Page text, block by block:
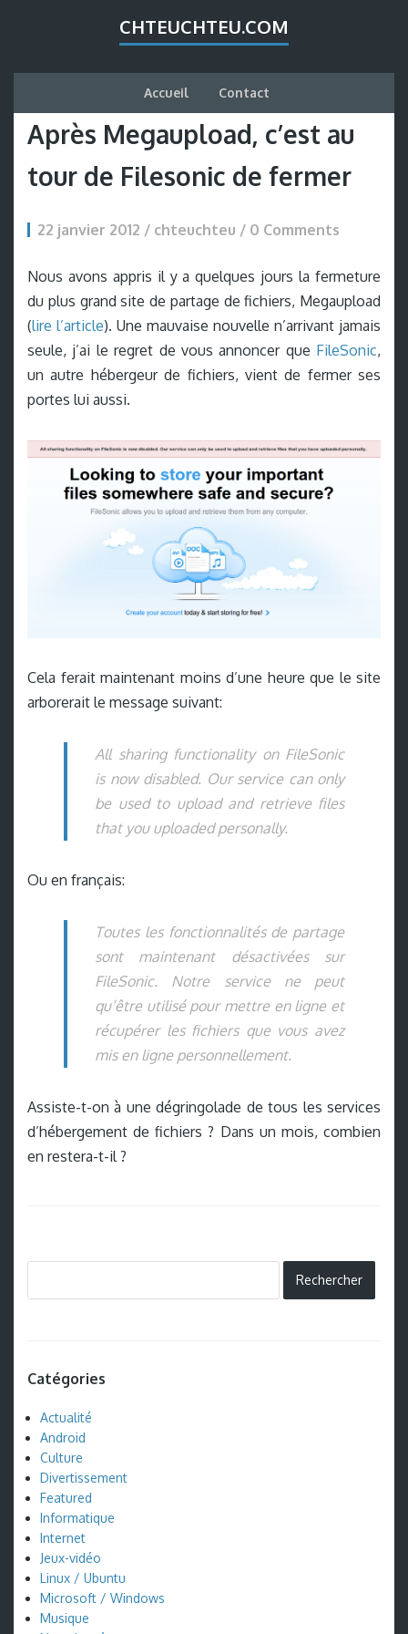
CHTEUCHTEU.COM
Accueil Contact
Après Megaupload, c’est au
tour de Filesonic de fermer
22 janvier 2012 / chteuchteu / 0 Comments
Nous avons appris il y a quelques jours la fermeture
du plus grand site de partage de fichiers, Megaupload
(lire l’article). Une mauvaise nouvelle n’arrivant jamais
seule, j’ai le regret de vous annoncer que FileSonic,
un autre hébergeur de fichiers, vient de fermer ses
portes lui aussi.
Cela ferait maintenant moins d’une heure que le site
arborerait le message suivant:
All sharing functionality on FileSonic
is now disabled. Our service can only
be used to upload and retrieve files
that you uploaded personally.
Ou en français:
Toutes les fonctionnalités de partage
sont maintenant désactivées sur
FileSonic. Notre service ne peut
qu’être utilisé pour mettre en ligne et
récupérer les fichiers que vous avez
mis en ligne personnellement.
Assiste-t-on à une dégringolade de tous les services
d’hébergement de fichiers ? Dans un mois, combien
en restera-t-il ?
Catégories
Actualité
Android
Culture
Divertissement
Featured
Informatique
Internet
Jeux-vidéo
Linux / Ubuntu
Microsoft / Windows
Musique